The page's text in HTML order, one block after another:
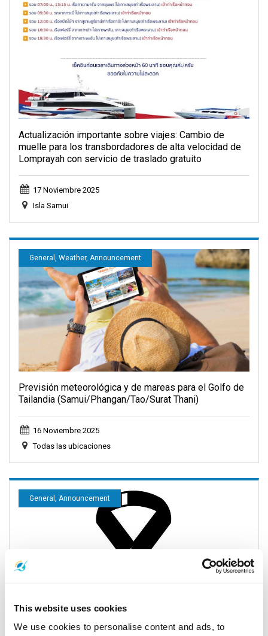
This website uses cookies
We use cookies to personalise content and ads, to
Actualización importante sobre viajes: Cambio de
muelle para los transbordadores de alta velocidad de
Lomprayah con servicio de traslado gratuito
17 Noviembre 2025
Isla Samui
General, Weather, Announcement
Previsión meteorológica y de mareas para el Golfo de
Tailandia (Samui/Phangan/Tao/Surat Thani)
16 Noviembre 2025
Todas las ubicaciones
General, Announcement
Anuncio importante: Actualización del programa de la